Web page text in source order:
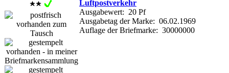
Luftpostverkehr
Ausgabewert: 20 Pf
Ausgabetag der Marke: 06.02.1969
Auflage der Briefmarke: 30000000